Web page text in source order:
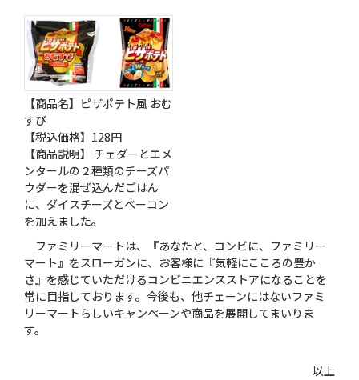
【商品名】ピザポテト風 おむ
すび
【税込価格】128円
【商品説明】 チェダーとエメ
ンタールの２種類のチーズパ
ウダーを混ぜ込んだごはん
に、ダイスチーズとベーコン
を加えました。
ファミリーマートは、『あなたと、コンビに、ファミリー
マート』をスローガンに、お客様に『気軽にこころの豊か
さ』を感じていただけるコンビニエンスストアになることを
常に目指しております。今後も、他チェーンにはないファミ
リーマートらしいキャンペーンや商品を展開してまいりま
す。
以上